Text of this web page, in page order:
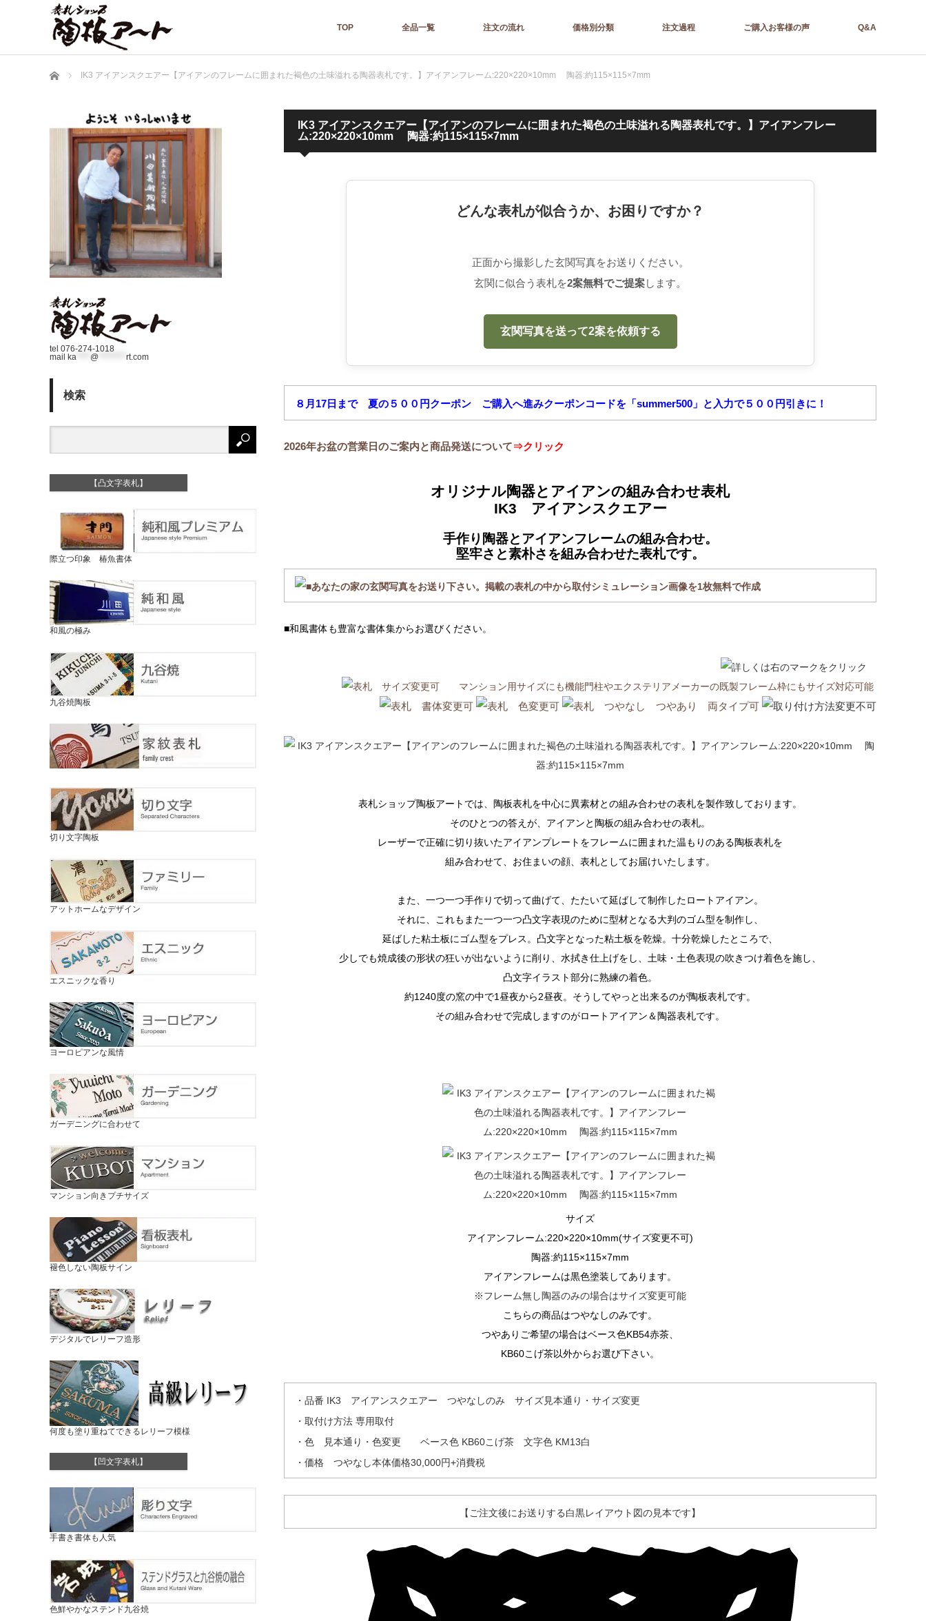
TOP 全品一覧 注文の流れ 価格別分類 注文過程 ご購入お客様の声 Q&A
ホーム IK3 アイアンスクエアー【アイアンのフレームに囲まれた褐色の土味溢れる陶器表札です。】アイアンフレーム:220×220×10mm 陶器:約115×115×7mm
IK3 アイアンスクエアー【アイアンのフレームに囲まれた褐色の土味溢れる陶器表札です。】アイアンフレー
ム:220×220×10mm 陶器:約115×115×7mm
どんな表札が似合うか、お困りですか？
正面から撮影した玄関写真をお送りください。
玄関に似合う表札を2案無料でご提案します。
玄関写真を送って2案を依頼する
８月17日まで 夏の５００円クーポン ご購入へ進みクーポンコードを「summer500」と入力で５００円引きに！
2026年お盆の営業日のご案内と商品発送について⇒クリック
オリジナル陶器とアイアンの組み合わせ表札
IK3 アイアンスクエアー
手作り陶器とアイアンフレームの組み合わせ。
堅牢さと素朴さを組み合わせた表札です。
■和風書体も豊富な書体集からお選びください。
表札ショップ陶板アートでは、陶板表札を中心に異素材との組み合わせの表札を製作致しております。
そのひとつの答えが、アイアンと陶板の組み合わせの表札。
レーザーで正確に切り抜いたアイアンプレートをフレームに囲まれた温もりのある陶板表札を
組み合わせて、お住まいの顔、表札としてお届けいたします。
また、一つ一つ手作りで切って曲げて、たたいて延ばして制作したロートアイアン。
それに、これもまた一つ一つ凸文字表現のために型材となる大判のゴム型を制作し、
延ばした粘土板にゴム型をプレス。凸文字となった粘土板を乾燥。十分乾燥したところで、
少しでも焼成後の形状の狂いが出ないように削り、水拭き仕上げをし、土味・土色表現の吹きつけ着色を施し、
凸文字イラスト部分に熟練の着色。
約1240度の窯の中で1昼夜から2昼夜。そうしてやっと出来るのが陶板表札です。
その組み合わせで完成しますのがロートアイアン＆陶器表札です。
サイズ
アイアンフレーム:220×220×10mm(サイズ変更不可)
陶器:約115×115×7mm
アイアンフレームは黒色塗装してあります。
※フレーム無し陶器のみの場合はサイズ変更可能
こちらの商品はつやなしのみです。
つやありご希望の場合はベース色KB54赤茶、
KB60こげ茶以外からお選び下さい。
・品番 IK3 アイアンスクエアー つやなしのみ サイズ見本通り・サイズ変更
・取付け方法 専用取付
・色 見本通り・色変更 ベース色 KB60こげ茶 文字色 KM13白
・価格 つやなし本体価格30,000円+消費税
【ご注文後にお送りする白黒レイアウト図の見本です】
tel 076-274-1018
mail
ka @ rt.com
検索
【凸文字表札】
際立つ印象 椿魚書体
和風の極み
九谷焼陶板
切り文字陶板
アットホームなデザイン
エスニックな香り
ヨーロピアンな風情
ガーデニングに合わせて
マンション向きプチサイズ
褪色しない陶板サイン
デジタルでレリーフ造形
何度も塗り重ねてできるレリーフ模様
【凹文字表札】
手書き書体も人気
色鮮やかなステンド九谷焼